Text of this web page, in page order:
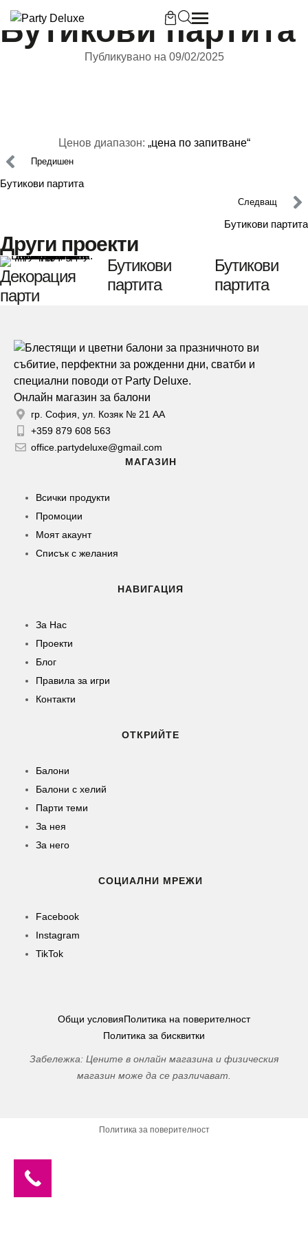
Бутикови партита
Публикувано на 09/02/2025
Ценов диапазон: „цена по запитване“
Предишен
Бутикови партита
Следващ
Бутикови партита
Други проекти
Декорация
парти
Бутикови
партита
Бутикови
партита
Онлайн магазин за балони
гр. София, ул. Козяк № 21 АА
+359 879 608 563
office.partydeluxe@gmail.com
МАГАЗИН
Всички продукти
Промоции
Моят акаунт
Списък с желания
НАВИГАЦИЯ
За Нас
Проекти
Блог
Правила за игри
Контакти
ОТКРИЙТЕ
Балони
Балони c хелий
Парти теми
За нея
За него
СОЦИАЛНИ МРЕЖИ
Facebook
Instagram
TikTok
Общи условияПолитика на поверителност
Политика за бисквитки
Забележка: Цените в онлайн магазина и физическия
магазин може да се различават.
Политика за поверителност